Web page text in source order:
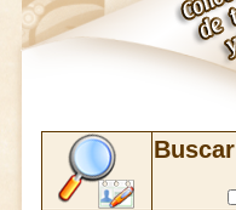
Buscar